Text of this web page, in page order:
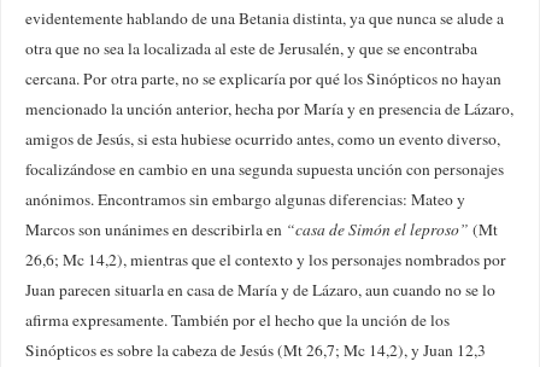
evidentemente hablando de una Betania distinta, ya que nunca se alude a
otra que no sea la localizada al este de Jerusalén, y que se encontraba
cercana. Por otra parte, no se explicaría por qué los Sinópticos no hayan
mencionado la unción anterior, hecha por María y en presencia de Lázaro,
amigos de Jesús, si esta hubiese ocurrido antes, como un evento diverso,
focalizándose en cambio en una segunda supuesta unción con personajes
anónimos. Encontramos sin embargo algunas diferencias: Mateo y
Marcos son unánimes en describirla en “casa de Simón el leproso”(Mt
26,6; Mc 14,2), mientras que el contexto y los personajes nombrados por
Juan parecen situarla en casa de María y de Lázaro, aun cuando no se lo
afirma expresamente. También por el hecho que la unción de los
Sinópticos es sobre la cabeza de Jesús (Mt 26,7; Mc 14,2), y Juan 12,3